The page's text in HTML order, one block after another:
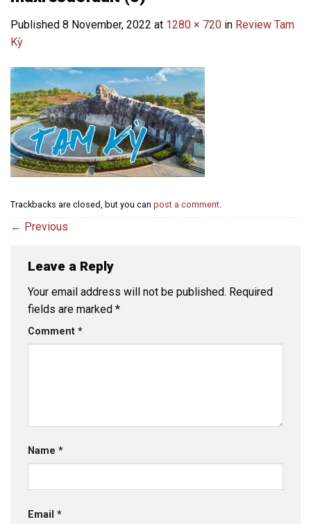
Published 8 November, 2022 at 1280 × 720 in Review Tam
Kỳ
Trackbacks are closed, but you can post a comment
← Previous
Leave a Reply
Your email address will not be published. Required
fields are marked *
Comment *
Name *
Email *